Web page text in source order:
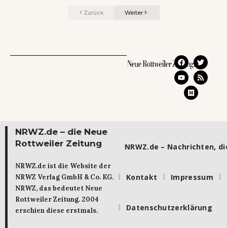
Zurück Weiter
NRWZ.de – die Neue
Rottweiler Zeitung
NRWZ.de ist die Website der
NRWZ Verlag GmbH & Co. KG.
NRWZ, das bedeutet Neue
Rottweiler Zeitung. 2004
erschien diese erstmals.
NRWZ.de – Nachrichten,
Kontakt Impressum
Datenschutzerklärung